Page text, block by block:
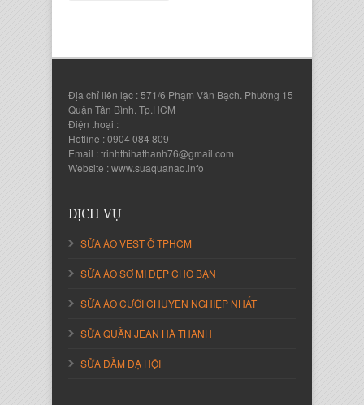
Địa chỉ liên lạc : 571/6 Phạm Văn Bạch. Phường 15
Quận Tân Bình. Tp.HCM
Điện thoại :
Hotline : 0904 084 809
Email : trinhthihathanh76@gmail.com
Website : www.suaquanao.info
DỊCH VỤ
SỬA ÁO VEST Ở TPHCM
SỬA ÁO SƠ MI ĐẸP CHO BẠN
SỬA ÁO CƯỚI CHUYÊN NGHIỆP NHẤT
SỬA QUẦN JEAN HÀ THANH
SỬA ĐẦM DẠ HỘI